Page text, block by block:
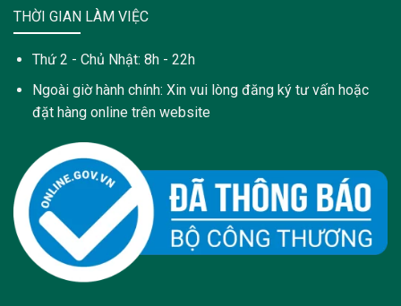
THỜI GIAN LÀM VIỆC
Thứ 2 - Chủ Nhật: 8h - 22h
Ngoài giờ hành chính: Xin vui lòng đăng ký tư vấn hoặc
đặt hàng online trên website